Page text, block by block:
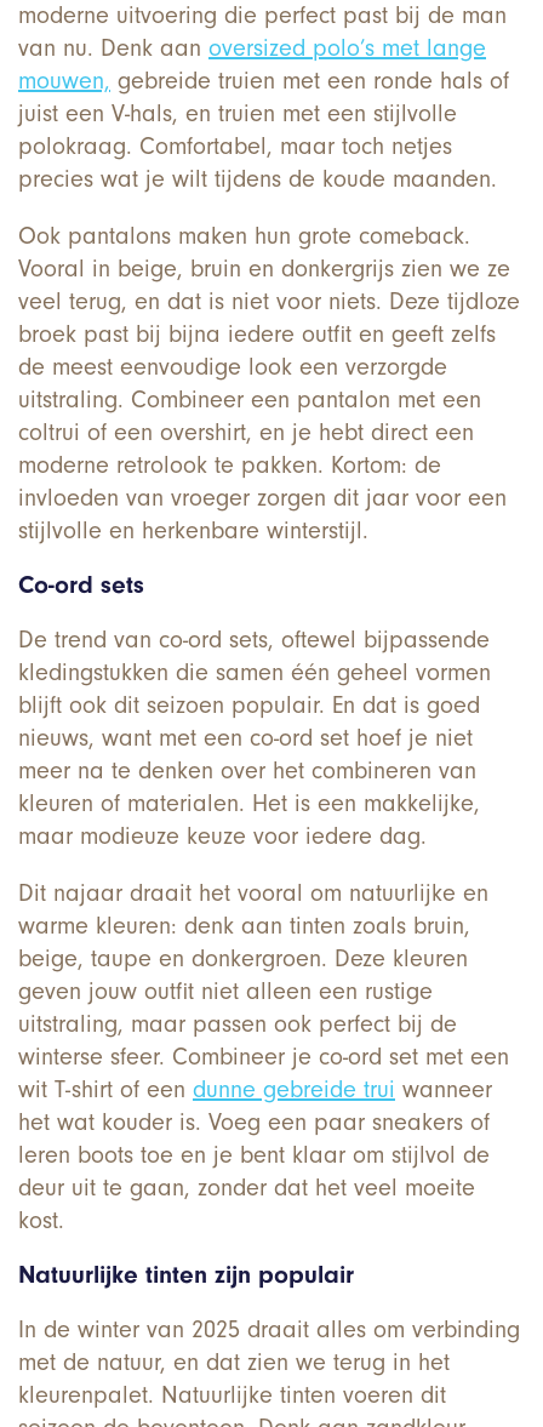
moderne uitvoering die perfect past bij de man
van nu. Denk aan oversized polo’s met lange
mouwen, gebreide truien met een ronde hals of
juist een V-hals, en truien met een stijlvolle
polokraag. Comfortabel, maar toch netjes
precies wat je wilt tijdens de koude maanden.
Ook pantalons maken hun grote comeback.
Vooral in beige, bruin en donkergrijs zien we ze
veel terug, en dat is niet voor niets. Deze tijdloze
broek past bij bijna iedere outfit en geeft zelfs
de meest eenvoudige look een verzorgde
uitstraling. Combineer een pantalon met een
coltrui of een overshirt, en je hebt direct een
moderne retrolook te pakken. Kortom: de
invloeden van vroeger zorgen dit jaar voor een
stijlvolle en herkenbare winterstijl.
Co-ord sets
De trend van co-ord sets, oftewel bijpassende
kledingstukken die samen één geheel vormen
blijft ook dit seizoen populair. En dat is goed
nieuws, want met een co-ord set hoef je niet
meer na te denken over het combineren van
kleuren of materialen. Het is een makkelijke,
maar modieuze keuze voor iedere dag.
Dit najaar draait het vooral om natuurlijke en
warme kleuren: denk aan tinten zoals bruin,
beige, taupe en donkergroen. Deze kleuren
geven jouw outfit niet alleen een rustige
uitstraling, maar passen ook perfect bij de
winterse sfeer. Combineer je co-ord set met een
wit T-shirt of een dunne gebreide trui wanneer
het wat kouder is. Voeg een paar sneakers of
leren boots toe en je bent klaar om stijlvol de
deur uit te gaan, zonder dat het veel moeite
kost.
Natuurlijke tinten zijn populair
In de winter van 2025 draait alles om verbinding
met de natuur, en dat zien we terug in het
kleurenpalet. Natuurlijke tinten voeren dit